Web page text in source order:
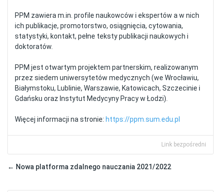
PPM zawiera m.in. profile naukowców i ekspertów a w nich
ich publikacje, promotorstwo, osiągnięcia, cytowania,
statystyki, kontakt, pełne teksty publikacji naukowych i
doktoratów.
PPM jest otwartym projektem partnerskim, realizowanym
przez siedem uniwersytetów medycznych (we Wrocławiu,
Białymstoku, Lublinie, Warszawie, Katowicach, Szczecinie i
Gdańsku oraz Instytut Medycyny Pracy w Łodzi).
Więcej informacji na stronie: https://ppm.sum.edu.pl
Link bezpośredni
← Nowa platforma zdalnego nauczania 2021/2022